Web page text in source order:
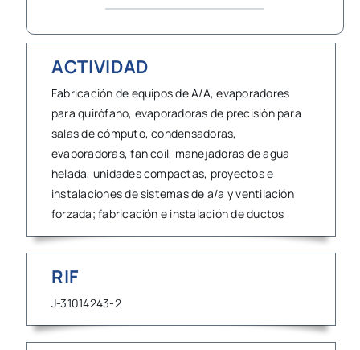
ACTIVIDAD
Fabricación de equipos de A/A, evaporadores
para quirófano, evaporadoras de precisión para
salas de cómputo, condensadoras,
evaporadoras, fan coil, manejadoras de agua
helada, unidades compactas, proyectos e
instalaciones de sistemas de a/a y ventilación
forzada; fabricación e instalación de ductos
RIF
J-31014243-2